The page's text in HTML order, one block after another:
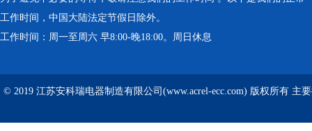
工作时间，中国大陆法定节假日除外。
工作时间：周一至周六 早8:00-晚18:00。周日休息
© 2019 江苏安科瑞电器制造有限公司(www.acrel-ecc.com) 版权所有 主